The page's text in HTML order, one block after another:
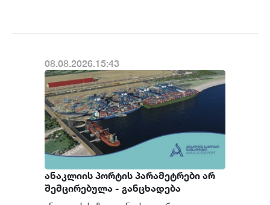
08.08.2026.15:43
ანაკლიის პორტის პარამეტრები არ
შემცირებულა - განცხადება